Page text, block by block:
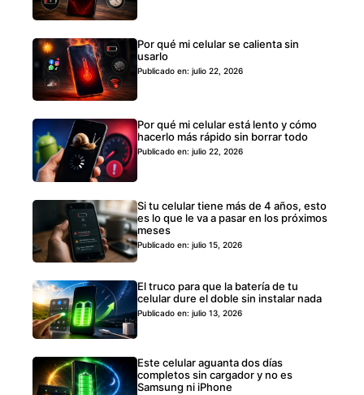
Por qué mi celular se calienta sin
usarlo
Publicado en: julio 22, 2026
Por qué mi celular está lento y cómo
hacerlo más rápido sin borrar todo
Publicado en: julio 22, 2026
Si tu celular tiene más de 4 años, esto
es lo que le va a pasar en los próximos
meses
Publicado en: julio 15, 2026
El truco para que la batería de tu
celular dure el doble sin instalar nada
Publicado en: julio 13, 2026
Este celular aguanta dos días
completos sin cargador y no es
Samsung ni iPhone